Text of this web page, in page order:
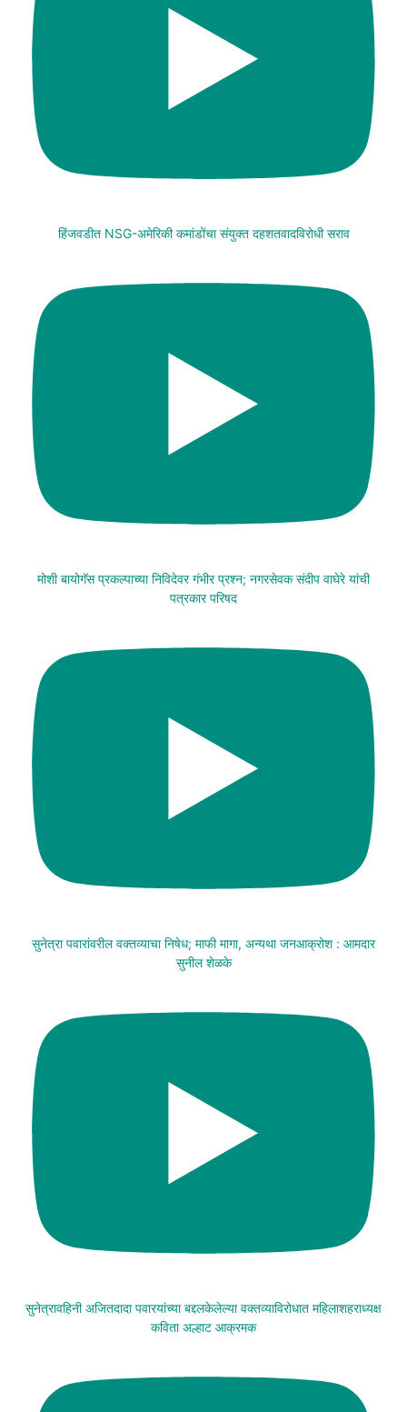
हिंजवडीत NSG-अमेरिकी कमांडोंचा संयुक्त दहशतवादविरोधी सराव
मोशी बायोगॅस प्रकल्पाच्या निविदेवर गंभीर प्रश्न; नगरसेवक संदीप वाघेरे यांची
पत्रकार परिषद
सुनेत्रा पवारांवरील वक्तव्याचा निषेध; माफी मागा, अन्यथा जनआक्रोश : आमदार
सुनील शेळके
सुनेत्रावहिनी अजितदादा पवारयांच्या बद्दलकेलेल्या वक्तव्याविरोधात महिलाशहराध्यक्ष
कविता अल्हाट आक्रमक